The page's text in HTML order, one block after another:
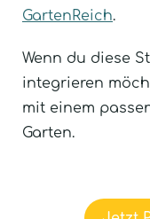
GartenReich.
Wenn du diese
integrieren
mit einem
Garten.